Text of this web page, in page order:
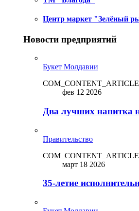
Центр маркет "Зелёный
Новости предприятий
Букет Молдавии
фев 12 2026
Два лучших напитка
Правительство
март 18 2026
35-летие